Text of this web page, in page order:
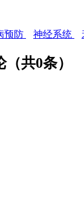
预防 神经系统
（共0条）